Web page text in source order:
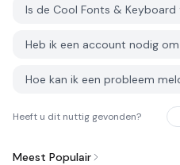
Heeft u dit nuttig gevonden?
Meest Populair